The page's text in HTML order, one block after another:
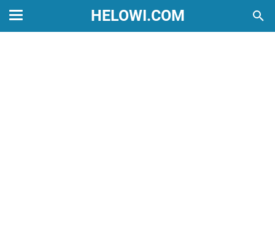
HELOWI.COM